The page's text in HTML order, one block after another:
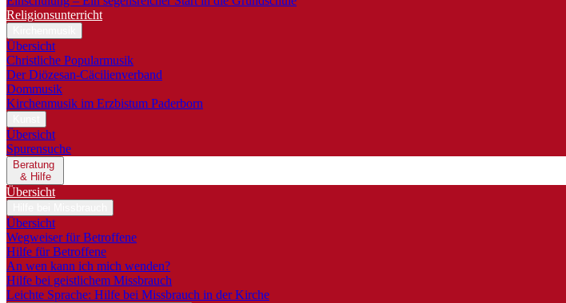
Religionsunterricht
Übersicht
Christliche Popularmusik
Der Diözesan-Cäcilienverband
Dommusik
Kirchenmusik im Erzbistum Paderborn
Übersicht
Spurensuche
Beratung
& Hilfe
Übersicht
Übersicht
Wegweiser für Betroffene
Hilfe für Betroffene
An wen kann ich mich wenden?
Hilfe bei geistlichem Missbrauch
Leichte Sprache: Hilfe bei Missbrauch in der Kirche